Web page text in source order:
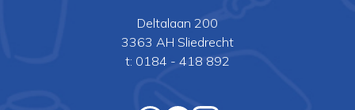
Deltalaan 200
3363 AH Sliedrecht
t: 0184 - 418 892